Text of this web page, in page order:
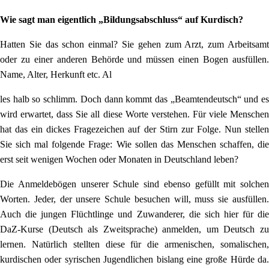
Wie sagt man eigentlich „Bildungsabschluss“ auf Kurdisch?
Hatten Sie das schon einmal? Sie gehen zum Arzt, zum Arbeitsamt
oder zu einer anderen Behörde und müssen einen Bogen ausfüllen.
Name, Alter, Herkunft etc. Al
les halb so schlimm. Doch dann kommt das „Beamtendeutsch“ und es
wird erwartet, dass Sie all diese Worte verstehen. Für viele Menschen
hat das ein dickes Fragezeichen auf der Stirn zur Folge. Nun stellen
Sie sich mal folgende Frage: Wie sollen das Menschen schaffen, die
erst seit wenigen Wochen oder Monaten in Deutschland leben?
Die Anmeldebögen unserer Schule sind ebenso gefüllt mit solchen
Worten. Jeder, der unsere Schule besuchen will, muss sie ausfüllen.
Auch die jungen Flüchtlinge und Zuwanderer, die sich hier für die
DaZ-Kurse (Deutsch als Zweitsprache) anmelden, um Deutsch zu
lernen. Natürlich stellten diese für die armenischen, somalischen,
kurdischen oder syrischen Jugendlichen bislang eine große Hürde da.